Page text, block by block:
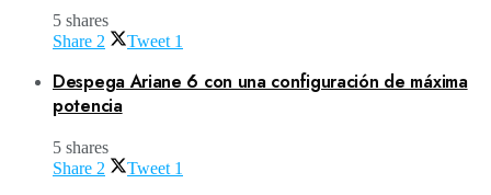
5 shares
Share 2 Tweet 1
Despega Ariane 6 con una configuración de máxima
potencia
5 shares
Share 2 Tweet 1